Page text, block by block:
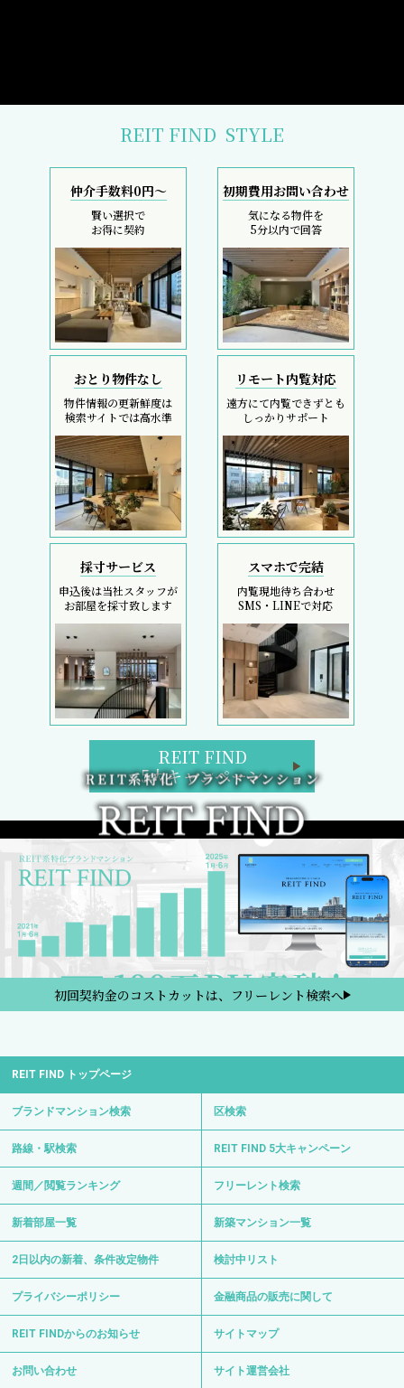
REIT FIND STYLE
仲介手数料0円～
賢い選択で
お得に契約
初期費用お問い合わせ
気になる物件を
5分以内で回答
おとり物件なし
物件情報の更新鮮度は
検索サイトでは高水準
リモート内覧対応
遠方にて内覧できずとも
しっかりサポート
採寸サービス
申込後は当社スタッフが
お部屋を採寸致します
スマホで完結
内覧現地待ち合わせ
SMS・LINEで対応
REIT FIND
5大キャンペーン
初回契約金のコストカットは、フリーレント検索へ
REIT FIND トップページ
ブランドマンション検索 区検索
路線・駅検索 REIT FIND 5大キャンペーン
週間／閲覧ランキング フリーレント検索
新着部屋一覧 新築マンション一覧
2日以内の新着、条件改定物件 検討中リスト
プライバシーポリシー 金融商品の販売に関して
REIT FINDからのお知らせ サイトマップ
お問い合わせ サイト運営会社